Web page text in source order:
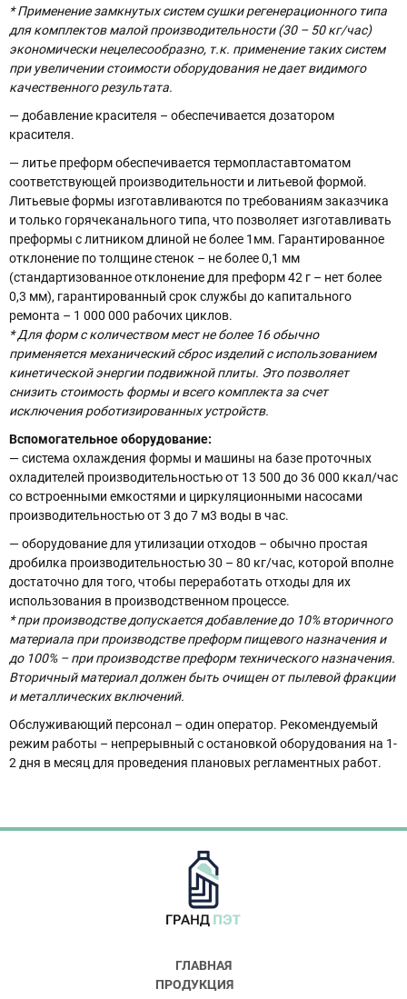
* Применение замкнутых систем сушки регенерационного типа
для комплектов малой производительности (30 – 50 кг/час)
экономически нецелесообразно, т.к. применение таких систем
при увеличении стоимости оборудования не дает видимого
качественного результата.
— добавление красителя – обеспечивается дозатором
красителя.
— литье преформ обеспечивается термопластавтоматом
соответствующей производительности и литьевой формой.
Литьевые формы изготавливаются по требованиям заказчика
и только горячеканального типа, что позволяет изготавливать
преформы с литником длиной не более 1мм. Гарантированное
отклонение по толщине стенок – не более 0,1 мм
(стандартизованное отклонение для преформ 42 г – нет более
0,3 мм), гарантированный срок службы до капитального
ремонта – 1 000 000 рабочих циклов.
* Для форм с количеством мест не более 16 обычно
применяется механический сброс изделий с использованием
кинетической энергии подвижной плиты. Это позволяет
снизить стоимость формы и всего комплекта за счет
исключения роботизированных устройств.
Вспомогательное оборудование:
— система охлаждения формы и машины на базе проточных
охладителей производительностью от 13 500 до 36 000 ккал/час
со встроенными емкостями и циркуляционными насосами
производительностью от 3 до 7 м3 воды в час.
— оборудование для утилизации отходов – обычно простая
дробилка производительностью 30 – 80 кг/час, которой вполне
достаточно для того, чтобы переработать отходы для их
использования в производственном процессе.
* при производстве допускается добавление до 10% вторичного
материала при производстве преформ пищевого назначения и
до 100% – при производстве преформ технического назначения.
Вторичный материал должен быть очищен от пылевой фракции
и металлических включений.
Обслуживающий персонал – один оператор. Рекомендуемый
режим работы – непрерывный с остановкой оборудования на 1-
2 дня в месяц для проведения плановых регламентных работ.
ГЛАВНАЯ
ПРОДУКЦИЯ